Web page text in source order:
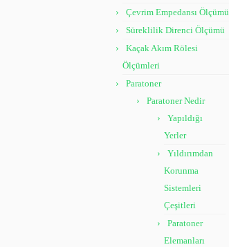
Çevrim Empedansı Ölçümü
Süreklilik Direnci Ölçümü
Kaçak Akım Rölesi
Ölçümleri
Paratoner
Paratoner Nedir
Yapıldığı
Yerler
Yıldırımdan
Korunma
Sistemleri
Çeşitleri
Paratoner
Elemanları